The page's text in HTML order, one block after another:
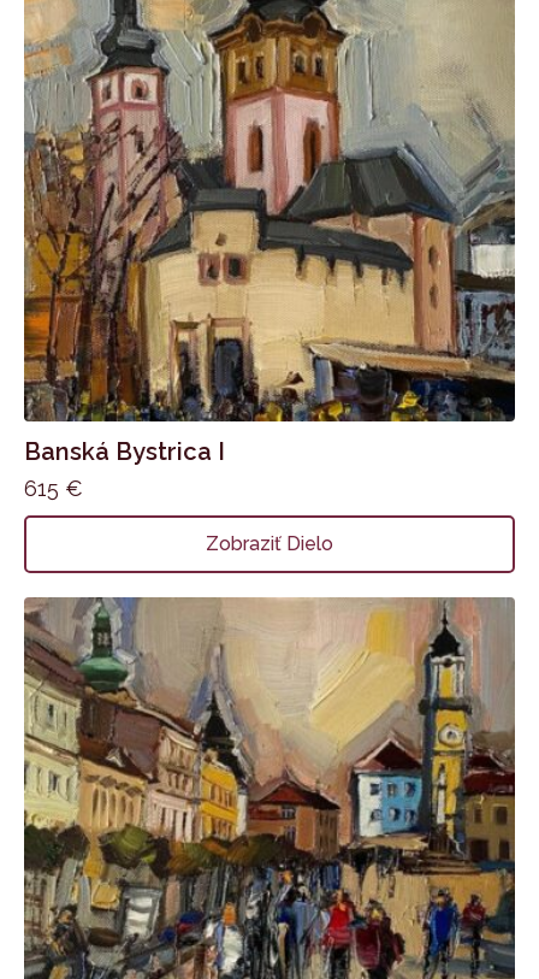
Banská Bystrica I
615 €
Zobraziť Dielo